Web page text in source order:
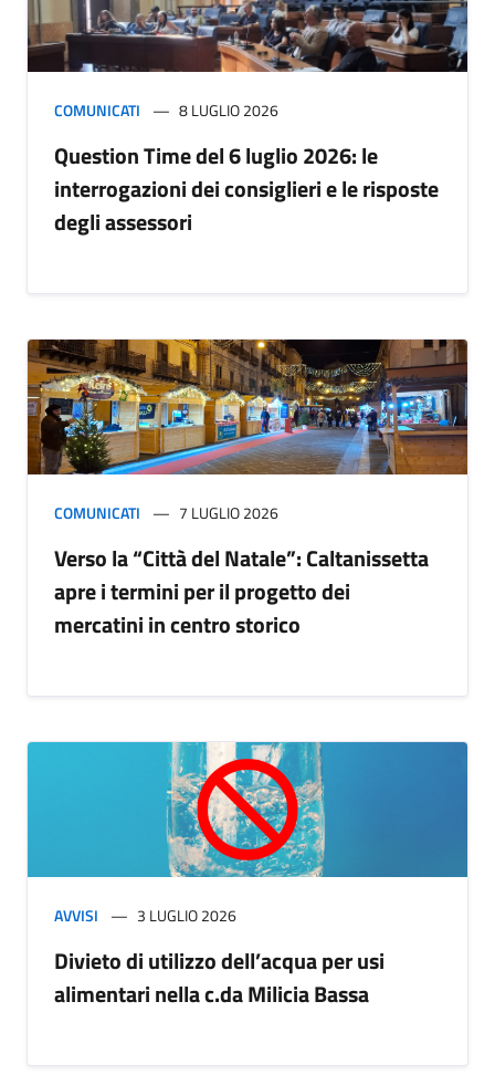
COMUNICATI 8 LUGLIO 2026
Question Time del 6 luglio 2026: le
interrogazioni dei consiglieri e le risposte
degli assessori
COMUNICATI 7 LUGLIO 2026
Verso la “Città del Natale”: Caltanissetta
apre i termini per il progetto dei
mercatini in centro storico
AVVISI 3 LUGLIO 2026
Divieto di utilizzo dell’acqua per usi
alimentari nella c.da Milicia Bassa